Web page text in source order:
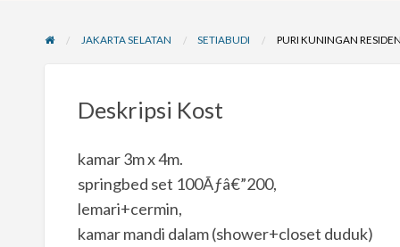
JAKARTA SELATAN SETIABUDI PURI KUNINGAN
Deskripsi Kost
kamar 3m x 4m.
springbed set 100Ãƒâ€”200,
lemari+cermin,
kamar mandi dalam (shower+closet duduk)